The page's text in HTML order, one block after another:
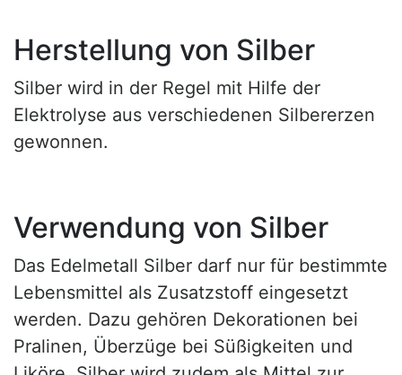
Herstellung von Silber
Silber wird in der Regel mit Hilfe der
Elektrolyse aus verschiedenen Silbererzen
gewonnen.
Verwendung von Silber
Das Edelmetall Silber darf nur für bestimmte
Lebensmittel als Zusatzstoff eingesetzt
werden. Dazu gehören Dekorationen bei
Pralinen, Überzüge bei Süßigkeiten und